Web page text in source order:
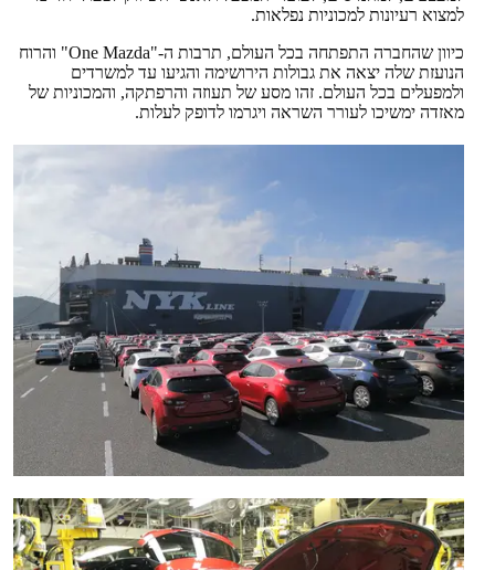
למצוא רעיונות למכוניות נפלאות.
כיוון שהחברה התפתחה בכל העולם, תרבות ה-"One Mazda" והרוח
הנועזת שלה יצאה את גבולות הירושימה והגיעו עד למשרדים
ולמפעלים בכל העולם. זהו מסע של תעוזה והרפתקה, והמכוניות של
מאזדה ימשיכו לעורר השראה ויגרמו לדופק לעלות.